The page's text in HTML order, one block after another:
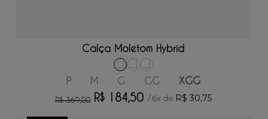
Calça Moletom Hybrid
P M G GG XGG
R$ 369,00 R$ 184,50 /6x de R$ 30,75